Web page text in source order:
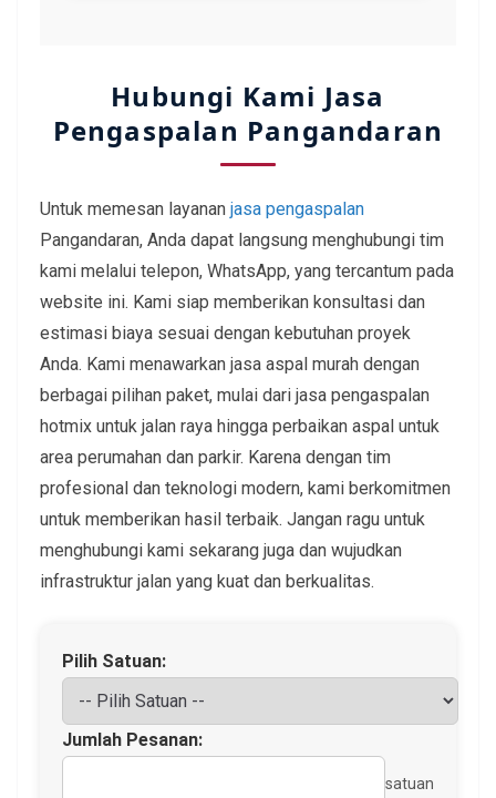
Hubungi Kami Jasa
Pengaspalan Pangandaran
Untuk memesan layanan jasa pengaspalan
Pangandaran, Anda dapat langsung menghubungi tim
kami melalui telepon, WhatsApp, yang tercantum pada
website ini. Kami siap memberikan konsultasi dan
estimasi biaya sesuai dengan kebutuhan proyek
Anda. Kami menawarkan jasa aspal murah dengan
berbagai pilihan paket, mulai dari jasa pengaspalan
hotmix untuk jalan raya hingga perbaikan aspal untuk
area perumahan dan parkir. Karena dengan tim
profesional dan teknologi modern, kami berkomitmen
untuk memberikan hasil terbaik. Jangan ragu untuk
menghubungi kami sekarang juga dan wujudkan
infrastruktur jalan yang kuat dan berkualitas.
Pilih Satuan:
Jumlah Pesanan:
satuan